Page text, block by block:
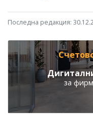
Последна редакция:
за